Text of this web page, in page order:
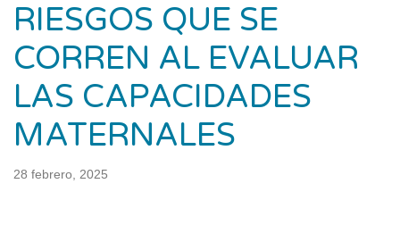
RIESGOS QUE SE
CORREN AL EVALUAR
LAS CAPACIDADES
MATERNALES
28 febrero, 2025